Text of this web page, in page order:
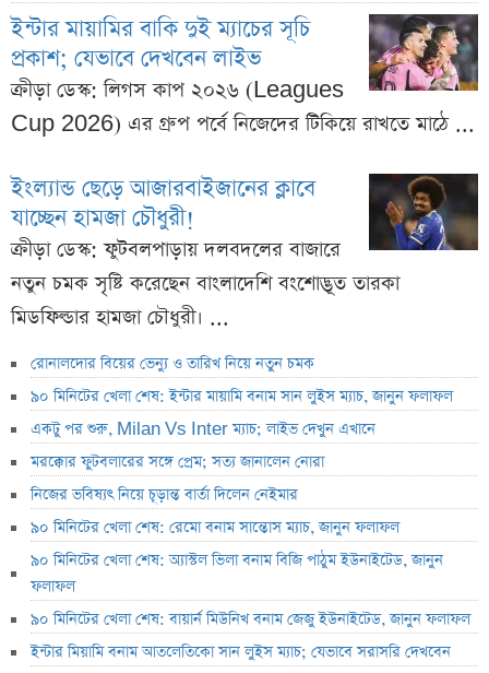
ইন্টার মায়ামির বাকি দুই ম্যাচের সূচি
প্রকাশ; যেভাবে দেখবেন লাইভ
ক্রীড়া ডেস্ক: লিগস কাপ ২০২৬ (Leagues
Cup 2026) এর গ্রুপ পর্বে নিজেদের টিকিয়ে রাখতে মাঠে ...
ইংল্যান্ড ছেড়ে আজারবাইজানের ক্লাবে
যাচ্ছেন হামজা চৌধুরী!
ক্রীড়া ডেস্ক: ফুটবলপাড়ায় দলবদলের বাজারে
নতুন চমক সৃষ্টি করেছেন বাংলাদেশি বংশোদ্ভূত তারকা
মিডফিল্ডার হামজা চৌধুরী। ...
রোনালদোর বিয়ের ভেন্যু ও তারিখ নিয়ে নতুন চমক
৯০ মিনিটের খেলা শেষ: ইন্টার মায়ামি বনাম সান লুইস ম্যাচ, জানুন ফলাফল
একটু পর শুরু, Milan Vs Inter ম্যাচ; লাইভ দেখুন এখানে
মরক্কোর ফুটবলারের সঙ্গে প্রেম; সত্য জানালেন নোরা
নিজের ভবিষ্যৎ নিয়ে চূড়ান্ত বার্তা দিলেন নেইমার
৯০ মিনিটের খেলা শেষ: রেমো বনাম সান্তোস ম্যাচ, জানুন ফলাফল
৯০ মিনিটের খেলা শেষ: অ্যাস্টল ভিলা বনাম বিজি পাঠুম ইউনাইটেড, জানুন
ফলাফল
৯০ মিনিটের খেলা শেষ: বায়ার্ন মিউনিখ বনাম জেজু ইউনাইটেড, জানুন ফলাফল
ইন্টার মিয়ামি বনাম আতলেতিকো সান লুইস ম্যাচ; যেভাবে সরাসরি দেখবেন